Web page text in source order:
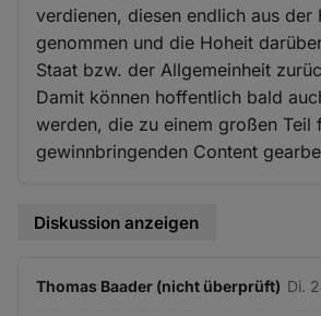
verdienen, diesen endlich aus der
genommen und die Hoheit
Staat bzw. der Allgemeinheit
Damit können hoffentlich bald
werden, die zu einem großen Teil
gewinnbringenden Content
Diskussion anzeigen
Thomas Baader (nicht überprüft) Di.